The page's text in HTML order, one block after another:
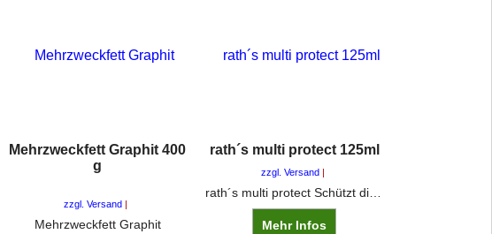
Mehrzweckfett Graphit 400
g
zzgl. Versand
Mehrzweckfett Graphit
rath´s multi protect 125ml
zzgl. Versand
rath´s multi protect Schützt die Haut vor Schmutz durch wechselnde Hautbelastungen im öligen,fettigen und staubigen Schmutzbereich sowie bei Kontakt mit anhaftendemoder auch feuchtem Schmutz/Wasser. Unter Handschuhen anwendbar.
Mehr Infos